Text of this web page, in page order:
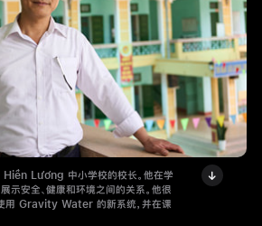
Lương 中小学校的校长。他在学
示安全、健康和环境之间的关系。他很
用 Gravity Water 的新系统，并在课